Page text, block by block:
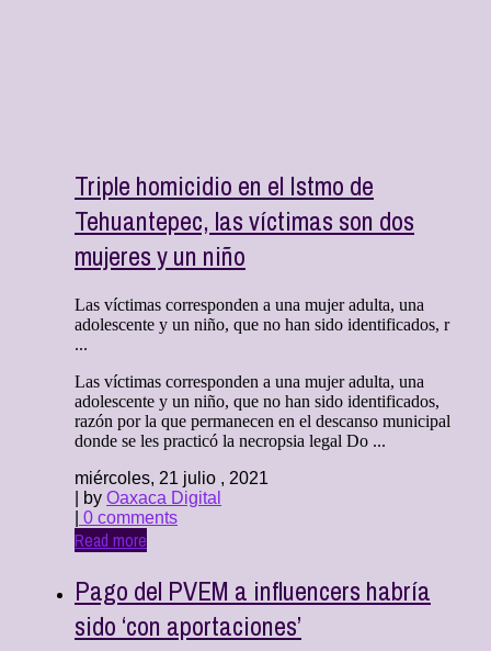
Triple homicidio en el Istmo de
Tehuantepec, las víctimas son dos
mujeres y un niño
Las víctimas corresponden a una mujer adulta, una
adolescente y un niño, que no han sido identificados, r
...
Las víctimas corresponden a una mujer adulta, una
adolescente y un niño, que no han sido identificados,
razón por la que permanecen en el descanso municipal
donde se les practicó la necropsia legal Do ...
miércoles, 21 julio , 2021
| by Oaxaca Digital
0 comments
Read more
Pago del PVEM a influencers habría
sido ‘con aportaciones’